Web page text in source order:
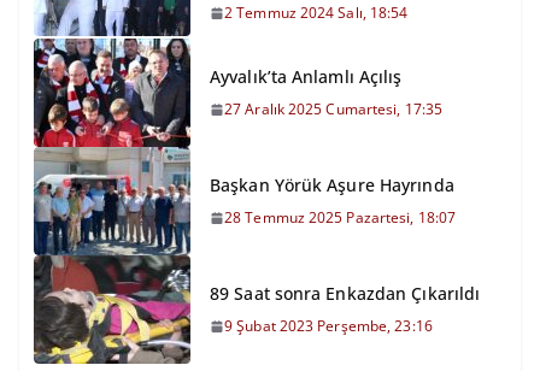
2 Temmuz 2024 Salı, 18:54
Ayvalık’ta Anlamlı Açılış
27 Aralık 2025 Cumartesi, 17:35
Başkan Yörük Aşure Hayrında
28 Temmuz 2025 Pazartesi, 18:07
89 Saat sonra Enkazdan Çıkarıldı
9 Şubat 2023 Perşembe, 23:16